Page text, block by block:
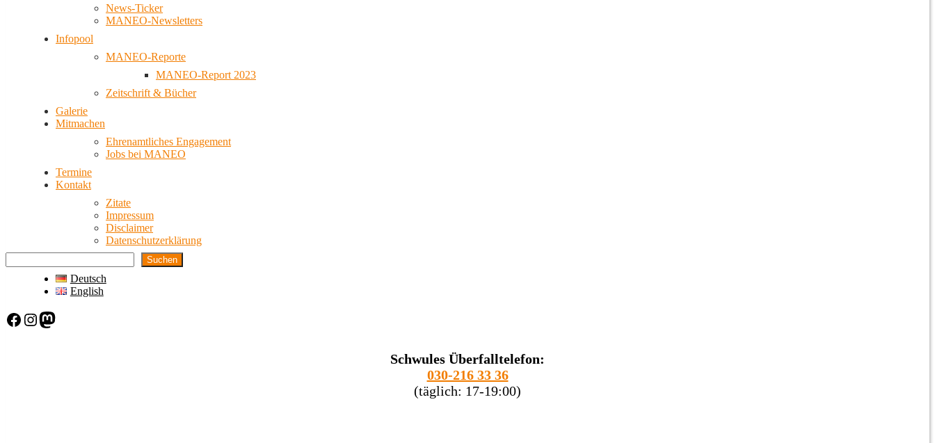
News-Ticker
MANEO-Newsletters
Infopool
MANEO-Reporte
MANEO-Report 2023
Zeitschrift & Bücher
Galerie
Mitmachen
Ehrenamtliches Engagement
Jobs bei MANEO
Termine
Kontakt
Zitate
Impressum
Disclaimer
Datenschutzerklärung
Suchen
Deutsch
English
Facebook Instagram Mastodon
Schwules Überfalltelefon:
030-216 33 36
(täglich: 17-19:00)